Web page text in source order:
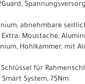
abnehmbare
Moustache,
Hohlkammer, mit
für
System, 75Nm